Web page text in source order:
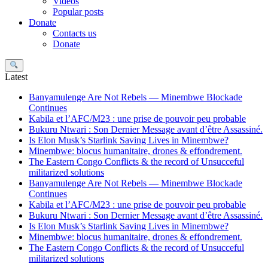
Popular posts
Donate
Contacts us
Donate
Search
Latest
Banyamulenge Are Not Rebels — Minembwe Blockade
Continues
Kabila et l’AFC/M23 : une prise de pouvoir peu probable
Bukuru Ntwari : Son Dernier Message avant d’être Assassiné.
Is Elon Musk’s Starlink Saving Lives in Minembwe?
Minembwe: blocus humanitaire, drones & effondrement.
The Eastern Congo Conflicts & the record of Unsucceful
militarized solutions
Banyamulenge Are Not Rebels — Minembwe Blockade
Continues
Kabila et l’AFC/M23 : une prise de pouvoir peu probable
Bukuru Ntwari : Son Dernier Message avant d’être Assassiné.
Is Elon Musk’s Starlink Saving Lives in Minembwe?
Minembwe: blocus humanitaire, drones & effondrement.
The Eastern Congo Conflicts & the record of Unsucceful
militarized solutions